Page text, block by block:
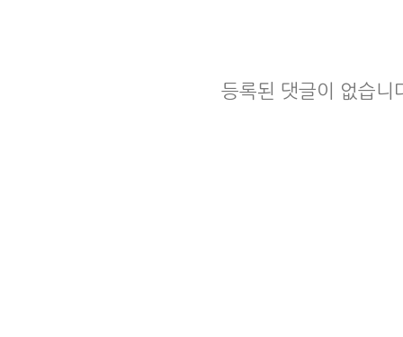
등록된 댓글이 없습니